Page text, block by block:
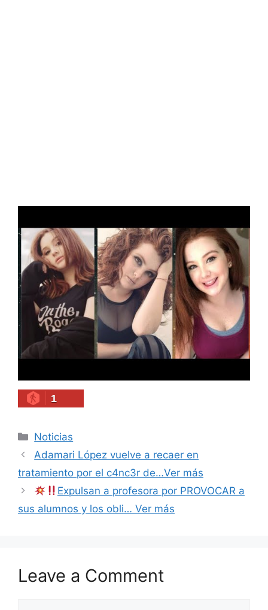
1
Categories
Noticias
Adamari López vuelve a recaer en
tratamiento por el c4nc3r de…Ver más
Expulsan a profesora por PROVOCAR a
sus alumnos y los obli… Ver más
Leave a Comment